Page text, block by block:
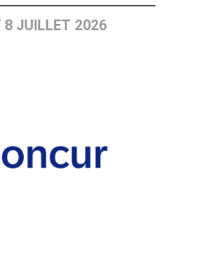
8 JUILLET 2026